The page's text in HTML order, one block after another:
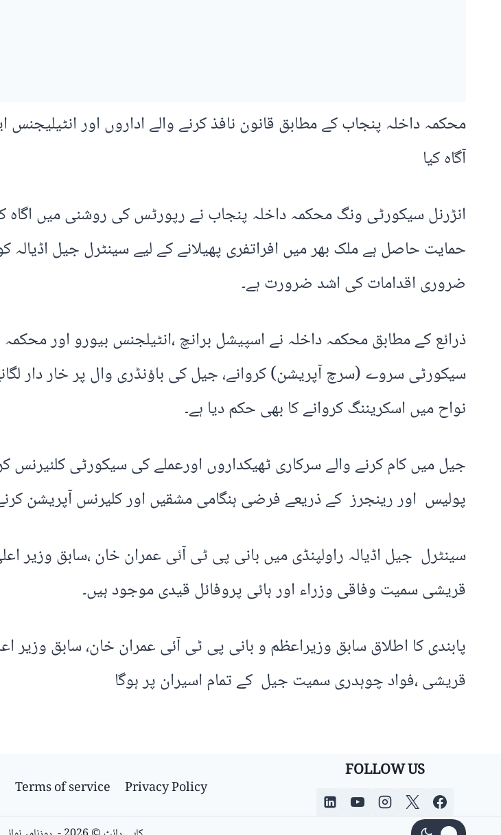
محکمہ داخلہ پنجاب کے مطابق قانون نافذ کرنے والے اداروں اور
آگاہ کیا
انڑرنل سیکورٹی ونگ محکمہ داخلہ پنجاب نے رپورٹس کی روشنی میں
حمایت حاصل ہے ملک بھر میں افراتفری پھیلانے کے لیے سینٹرل جیل
ضروری اقدامات کی اشد ضرورت ہے۔
سیکورٹی سروے (سرچ آپریشن) کروانے، جیل کی باؤنڈری وال پر خار دار
نواح میں اسکریننگ کروانے کا بھی حکم دیا ہے۔
جیل میں کام کرنے والے سرکاری ٹھیکداروں اورعملے کی سیکورٹی کلئیرنس
پولیس اور رینجرز کے ذریعے فرضی ہنگامی مشقیں اور کلیرنس آپریشن
سینٹرل جیل اڈیالہ راولپنڈی میں بانی پی ٹی آئی عمران خان ،سابق وزیر
قریشی سمیت وفاقی وزراء اور ہائی پروفائل قیدی موجود ہیں۔
پابندی کا اطلاق سابق وزیراعظم و بانی پی ٹی آئی عمران خان، سابق
قریشی ،فواد چوہدری سمیت جیل کے تمام اسیران پر ہوگا
FOLLOW US
Privacy Policy
Terms of service